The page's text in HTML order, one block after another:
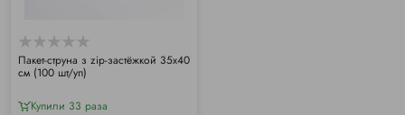
Пакет-струна з zip-застёжкой 35х40
см (100 шт/уп)
Купили 33 раза